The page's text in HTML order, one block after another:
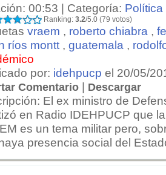
00:53 | Categoría: Política
Ranking: 3.2/5.0 (79 votos)
vraem , roberto chiabra ,
ríos montt , guatemala ,
por: idehpucp el 20/05/
Comentario | Descargar
El ex ministro de
en Radio IDEHPUCP que
es un tema militar pero,
presencia social del